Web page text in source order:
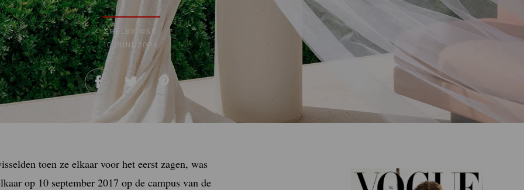
SHELBY WAX
10 JUNI 2026
toen ze elkaar voor het eerst zagen, was
op 10 september 2017 op de campus van de